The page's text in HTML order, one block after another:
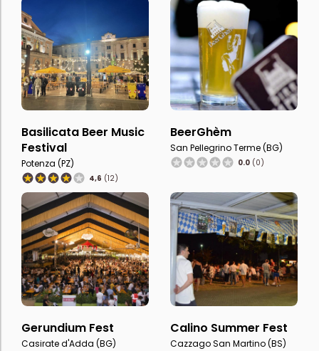
Basilicata Beer Music
Festival
Potenza (PZ)
4,6 (12)
BeerGhèm
San Pellegrino Terme (BG)
0.0 (0)
Gerundium Fest
Casirate d'Adda (BG)
Calino Summer Fest
Cazzago San Martino (BS)